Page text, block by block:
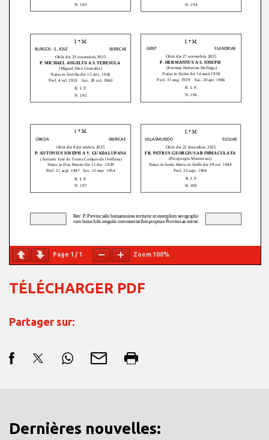
Page 1 /1 Zoom 100%
TÉLÉCHARGER PDF
Partager sur:
Dernières nouvelles: